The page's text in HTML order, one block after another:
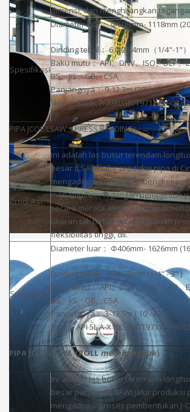
dimensi, dan menghilangkan
Spesifikasi
Diameter luar： Φ508mm- 1118mm
Dinding tebal： 6.0-25.4mm（1/4"-1"）
Baku mutu： API、DNV、ISO、DEP、
BS、JIS、GB、CSA
Panjangnya： 9-12.3m (30'- 40')
Nilai： API 5L A-X90,GB/T9711 L190-
PIPA JCOE LSAW（PRESS BENDING）
Jalur
Produksi
Ini adalah las busur terendam
besar (LSAW) jalur produksi pipa di
mengadopsi proses pembengkokan
menampilkan tegangan pembentuk
secara merata, keseragaman
ukuran tak terhingga&jangkauan
fleksibilitas tinggi, dll.
Spesifikasi
Diameter luar： Φ406mm- 1626mm
Dinding tebal： 6.0- 75mm (1/4" - 3" )
Baku mutu： API、DNV、ISO、DEP、
BS、JIS、GB、CSA
Panjangnya： 3-12.5m ( 10'- 41' )
Nilai： API 5L A-X100, GB/T9711 L190-
PIPA JCOE LSAW（ROLLmembungkuk）
Ini adalah las busur terendam
besar pertama (LSAW) jalur produksi
mengadopsi proses pembentukan J-